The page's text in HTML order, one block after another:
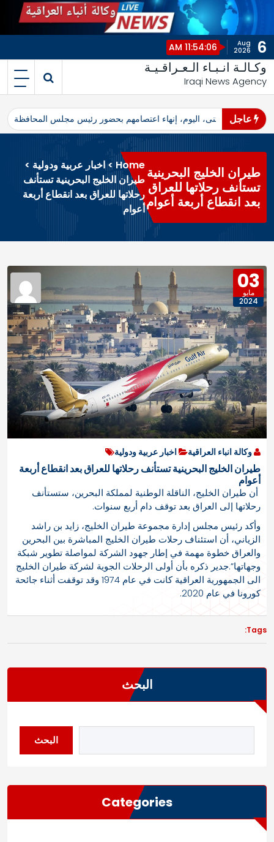
i
t
6
Aug
2026
11:54:06 AM
وكـالـة انـبـاء الـعـراقـيـة
Iraqi News Agency
عاجل
محافظ المثنى، اليوم، إنهاء اعتصامهم بحضور رئيس مجلس المحافظة
طيران الخليج البحرينية
تستأنف رحلاتها للعراق
بعد انقطاع أربعة أعوام
Home
>اخبار عربية ودولية >
طيران الخليج البحرينية تستأنف
رحلاتها للعراق بعد انقطاع أربعة
أعوام
03
مايو
2024
وكالة انباء العراقية اخبار عربية ودولية
طيران الخليج البحرينية تستأنف رحلاتها للعراق بعد انقطاع أربعة
أعوام
أن طيران الخليج، الناقلة الوطنية لمملكة البحرين، ستستأنف
رحلاتها إلى العراق بعد توقف دام أربع سنوات.
وأكد رئيس مجلس إدارة مجموعة طيران الخليج، زايد بن راشد
الزياني، أن استئناف رحلات طيران الخليج المباشرة بين البحرين
والعراق خطوة مهمة في إطار جهود الشركة لمواصلة تطوير شبكة
وجهاتها”.جدير ذكره بأن أولى الرحلات الجوية لشركة طيران الخليج
الى الجمهورية العراقية كانت في عام 1974 وقد توقفت أثناء جائحة
كورونا في عام 2020.
Tags:
البحث
البحث
Categories